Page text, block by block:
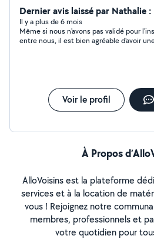
tonte et taillage de haies, je ne
mais je peux l'emprunter selon la
matériel. Je peux aussi garder vos petits compagnons à
quatre pattes mais aussi les NAC
de la flore ) Je peux aider aussi
Dernier avis laissé par Nathalie
Il y a plus de 6 mois
Même si nous n'avons pas validé pour
entre nous, il est bien agréable d'avoir
Voir le profil
À Propos
AlloVoisins est la plateforme
services et à la location de
vous ! Rejoignez notre
membres, professionnels et
votre quotidien pour